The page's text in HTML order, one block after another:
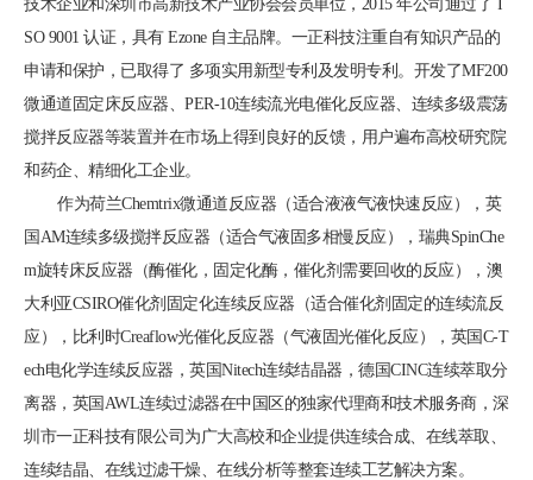
技术企业和深圳市高新技术产业协会会员单位，2015 年公司通过了 I
SO 9001 认证，具有 Ezone 自主品牌。一正科技注重自有知识产品的
申请和保护，已取得了 多项实用新型专利及发明专利。开发了MF200
微通道固定床反应器、PER-10连续流光电催化反应器、连续多级震荡
搅拌反应器等装置并在市场上得到良好的反馈，用户遍布高校研究院
和药企、精细化工企业。
作为荷兰Chemtrix微通道反应器（适合液液气液快速反应），英
国AM连续多级搅拌反应器（适合气液固多相慢反应），瑞典SpinChe
m旋转床反应器（酶催化，固定化酶，催化剂需要回收的反应），澳
大利亚CSIRO催化剂固定化连续反应器（适合催化剂固定的连续流反
应），比利时Creaflow光催化反应器（气液固光催化反应），英国C-T
ech电化学连续反应器，英国Nitech连续结晶器，德国CINC连续萃取分
离器，英国AWL连续过滤器在中国区的独家代理商和技术服务商，深
圳市一正科技有限公司为广大高校和企业提供连续合成、在线萃取、
连续结晶、在线过滤干燥、在线分析等整套连续工艺解决方案。